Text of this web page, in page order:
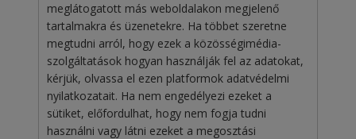
meglátogatott más weboldalakon megjelenő
tartalmakra és üzenetekre. Ha többet szeretne
megtudni arról, hogy ezek a közösségimédia-
szolgáltatások hogyan használják fel az adatokat,
kérjük, olvassa el ezen platformok adatvédelmi
nyilatkozatait. Ha nem engedélyezi ezeket a
sütiket, előfordulhat, hogy nem fogja tudni
használni vagy látni ezeket a megosztási